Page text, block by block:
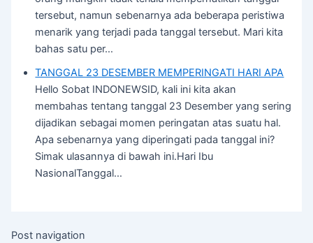
tersebut, namun sebenarnya ada beberapa peristiwa
menarik yang terjadi pada tanggal tersebut. Mari kita
bahas satu per…
TANGGAL 23 DESEMBER MEMPERINGATI HARI APA
Hello Sobat INDONEWSID, kali ini kita akan
membahas tentang tanggal 23 Desember yang sering
dijadikan sebagai momen peringatan atas suatu hal.
Apa sebenarnya yang diperingati pada tanggal ini?
Simak ulasannya di bawah ini.Hari Ibu
NasionalTanggal…
Post navigation